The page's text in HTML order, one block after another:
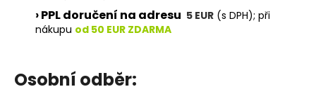
› PPL doručení na adresu 5 EUR (s DPH); při
nákupu od 50 EUR ZDARMA
Osobní odběr: